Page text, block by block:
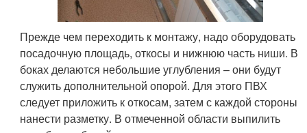
Прежде чем переходить к монтажу, надо оборудовать
посадочную площадь, откосы и нижнюю часть ниши. В
боках делаются небольшие углубления – они будут
служить дополнительной опорой. Для этого ПВХ
следует приложить к откосам, затем с каждой стороны
нанести разметку. В отмеченной области выпилить